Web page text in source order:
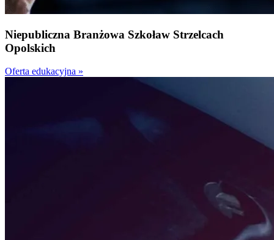
Niepubliczna Branżowa Szkoław Strzelcach
Opolskich
Oferta edukacyjna »